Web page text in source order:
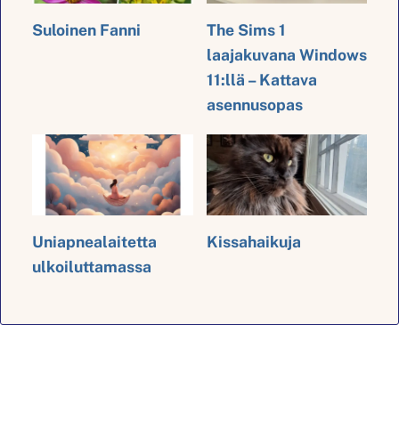
Suloinen Fanni
The Sims 1
laajakuvana Windows
11:llä – Kattava
asennusopas
Uniapnealaitetta
ulkoiluttamassa
Kissahaikuja